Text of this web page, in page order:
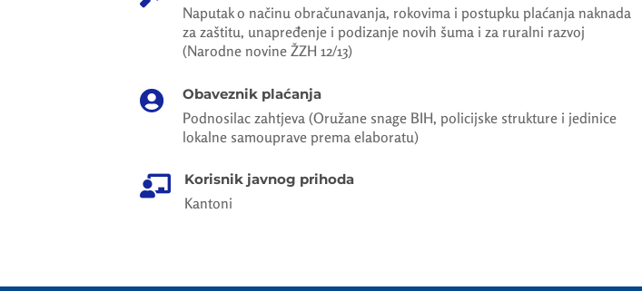
Naputak o načinu obračunavanja, rokovima i postupku plaćanja naknada
za zaštitu, unapređenje i podizanje novih šuma i za ruralni razvoj
(Narodne novine ŽZH 12/13)
 Obaveznik plaćanja
Podnosilac zahtjeva (Oružane snage BIH, policijske strukture i jedinice
lokalne samouprave prema elaboratu)
 Korisnik javnog prihoda
Kantoni